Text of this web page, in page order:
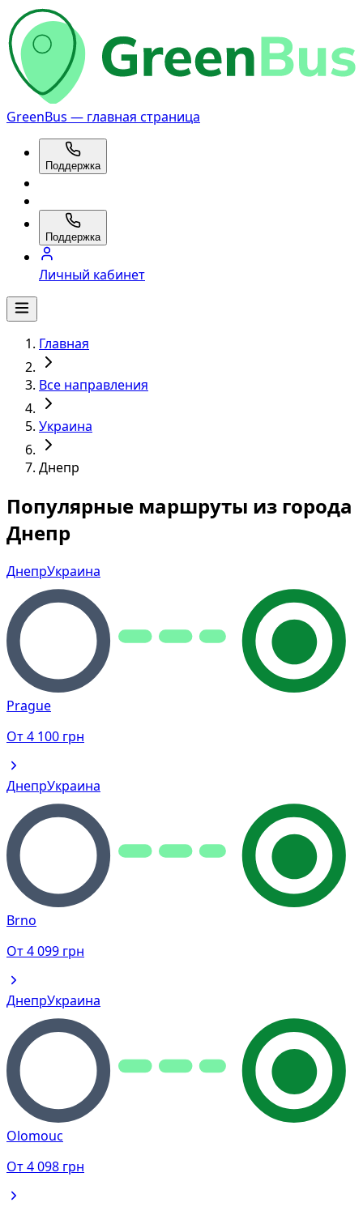
GreenBus — главная страница
Поддержка
Поддержка
Личный кабинет
Главная
Все направления
Украина
Днепр
Популярные маршруты из города
Днепр
ДнепрУкраина
Prague
От4 100 грн
ДнепрУкраина
Brno
От4 099 грн
ДнепрУкраина
Olomouc
От4 098 грн